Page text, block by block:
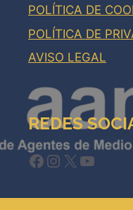
POLÍTICA DE
POLÍTICA DE
AVISO LEGAL
REDES
Facebook
Instagram
X